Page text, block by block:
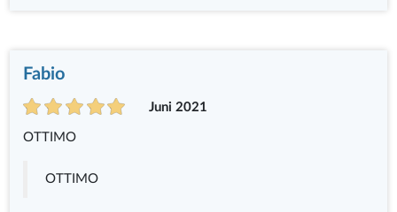
Fabio
Juni 2021
OTTIMO
OTTIMO